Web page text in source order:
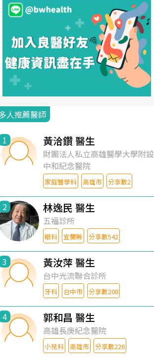
人推薦醫師
1 黃洽鑽 醫生
財團法人私立高雄醫學大學附設
中和紀念醫院
家庭醫學科 高雄市 分享數2
2 林逸民 醫生
五福診所
眼科 宜蘭縣 分享數542
3 黃汝萍 醫生
台中光流聯合診所
牙科 台中市 分享數208
4 郭和昌 醫生
高雄長庚紀念醫院
小兒科 高雄市 分享數226